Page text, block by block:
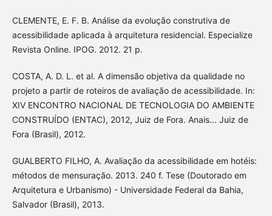
CLEMENTE, E. F. B. Análise da evolução construtiva de
acessibilidade aplicada à arquitetura residencial. Especialize
Revista Online. IPOG. 2012. 21 p.
COSTA, A. D. L. et al. A dimensão objetiva da qualidade no
projeto a partir de roteiros de avaliação de acessibilidade. In:
XIV ENCONTRO NACIONAL DE TECNOLOGIA DO AMBIENTE
CONSTRUÍDO (ENTAC), 2012, Juiz de Fora. Anais... Juiz de
Fora (Brasil), 2012.
GUALBERTO FILHO, A. Avaliação da acessibilidade em hotéis:
métodos de mensuração. 2013. 240 f. Tese (Doutorado em
Arquitetura e Urbanismo) - Universidade Federal da Bahia,
Salvador (Brasil), 2013.